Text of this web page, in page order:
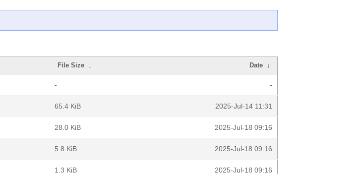
File Size ↓ Date ↓
- -
65.4 KiB 2025-Jul-14 11:31
28.0 KiB 2025-Jul-18 09:16
5.8 KiB 2025-Jul-18 09:16
1.3 KiB 2025-Jul-18 09:16